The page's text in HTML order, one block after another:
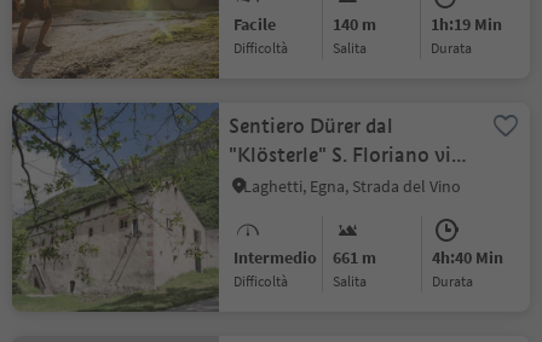
Facile
Difficoltà
140 m
Salita
1h:19 Min
durata
Sentiero Dürer dal
"Klösterle" S. Floriano via
Laghetti a Pochi
Laghetti, Egna, Strada del Vino
Intermedio
Difficoltà
661 m
Salita
4h:40 Min
durata